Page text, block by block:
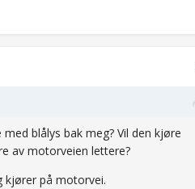
blålys bak meg? Vil den kjøre
av motorveien lettere?
kjører på motorvei.